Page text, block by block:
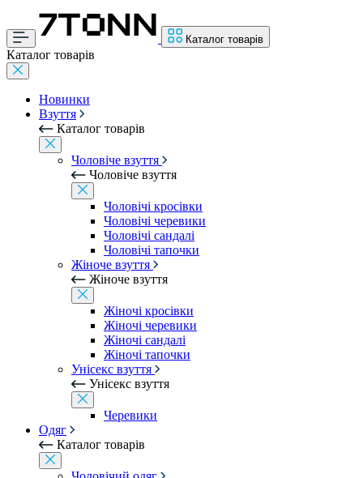
Каталог товарів
Каталог товарів
Новинки
Взуття
Каталог товарів
Чоловіче взуття
Чоловіче взуття
Чоловічі кросівки
Чоловічі черевики
Чоловічі сандалі
Чоловічі тапочки
Жіноче взуття
Жіноче взуття
Жіночі кросівки
Жіночі черевики
Жіночі сандалі
Жіночі тапочки
Унісекс взуття
Унісекс взуття
Черевики
Одяг
Каталог товарів